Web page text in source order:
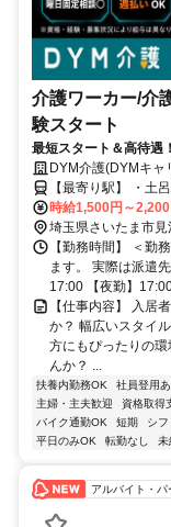
介護ワーカー/介
験スタート
最短スタート＆高待遇
に合わせて柔軟シフト
DYM介護(DYMキャ
【最寄り駅】 ・土
時給1,500円～
埼玉県さいたま市見
【勤務時間】 ＜勤
ます。 実際は派遣
17:00 【夜勤】
【仕事内容】 入居
か？ 幅広いスタイ
方にもぴったりの
んか？ ...
扶養内勤務OK 社員登用あ
主婦・主夫歓迎
資格取得
バイク通勤OK
短期 シフ
平日のみOK
転勤なし 未
アルバイト・パ